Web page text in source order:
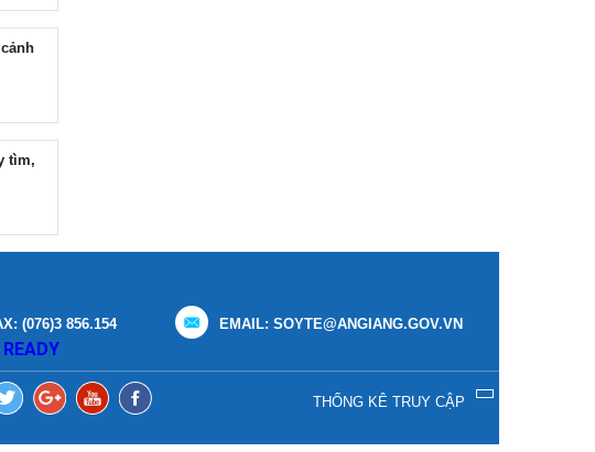
tìm,
(076)3 856.154 EMAIL: SOYTE@ANGIANG.GOV.VN
THỐNG KÊ TRUY CẬP